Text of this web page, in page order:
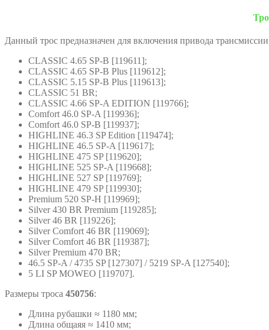
Данный трос предназначен для включения привода
CLASSIC 4.65 SP-B [119611];
CLASSIC 4.65 SP-B Plus [119612];
CLASSIC 5.15 SP-B Plus [119613];
CLASSIC 51 BR;
CLASSIC 4.66 SP-A EDITION [119766];
Comfort 46.0 SP-A [119936];
Comfort 46.0 SP-B [119937];
HIGHLINE 46.3 SP Edition [119474];
HIGHLINE 46.5 SP-A [119617];
HIGHLINE 475 SP [119620];
HIGHLINE 525 SP-A [119668];
HIGHLINE 527 SP [119769];
HIGHLINE 479 SP [119930];
Premium 520 SP-H [119969];
Silver 430 BR Premium [119285];
Silver 46 BR [119226];
Silver Comfort 46 BR [119069];
Silver Comfort 46 BR [119387];
Silver Premium 470 BR;
46.5 SP-A / 4735 SP [127307] / 5219 SP-A [127540];
5 LI SP MOWEO [119707].
Размеры троса 450756:
Длина рубашки ≈ 1180 мм;
Длина общаяя ≈ 1410 мм;